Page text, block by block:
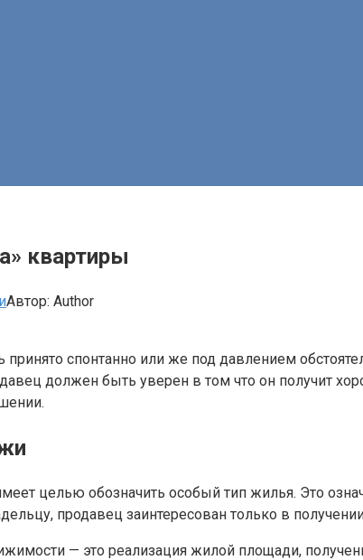
квартиры
Автор: Author
спонтанно или же под давлением
должен быть уверен в том что он получит
целью обозначить особый тип жилья. Это
продавец заинтересован только в
— это реализация жилой площади,